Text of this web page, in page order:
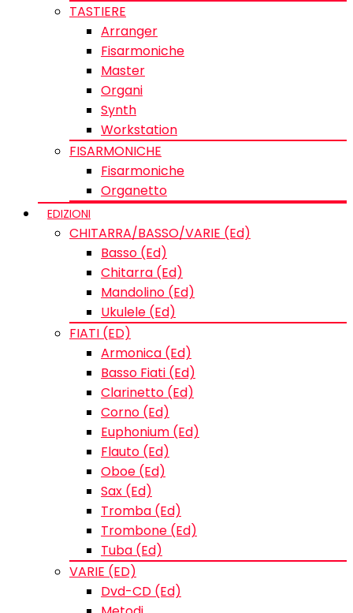
TASTIERE
Arranger
Fisarmoniche
Master
Organi
Synth
Workstation
FISARMONICHE
Fisarmoniche
Organetto
EDIZIONI
CHITARRA/BASSO/VARIE (Ed)
Basso (Ed)
Chitarra (Ed)
Mandolino (Ed)
Ukulele (Ed)
FIATI (ED)
Armonica (Ed)
Basso Fiati (Ed)
Clarinetto (Ed)
Corno (Ed)
Euphonium (Ed)
Flauto (Ed)
Oboe (Ed)
Sax (Ed)
Tromba (Ed)
Trombone (Ed)
Tuba (Ed)
VARIE (ED)
Dvd-CD (Ed)